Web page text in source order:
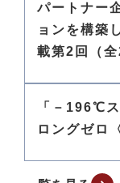
パートナー
ョンを構築
載第2回（全
「－196℃
ロングゼロ